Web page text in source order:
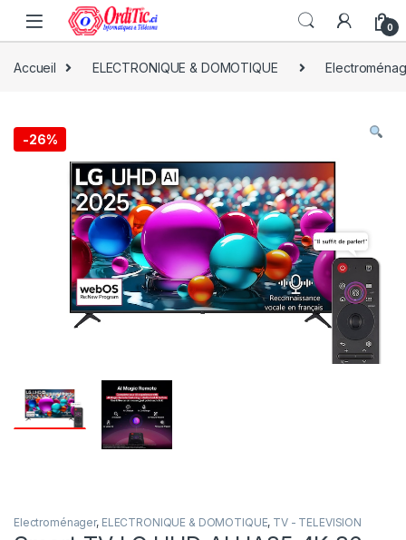
0
Accueil ELECTRONIQUE & DOMOTIQUE
-26%
Electroménager, ELECTRONIQUE & DOMOTIQUE, TV - TELEVISION